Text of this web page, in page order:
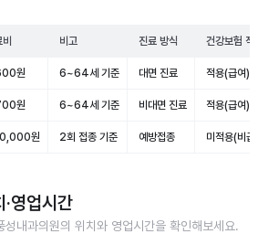
비고 진료 방식 건강보험 적용
원 6~64세 기준 대면 진료 적용(급여)
원 6~64세 기준 비대면 진료 적용(급여)
원 2회 접종 기준 예방접종 미적용(비급여)
·영업시간
성내과의원의 위치와 영업시간을 확인해보세요.